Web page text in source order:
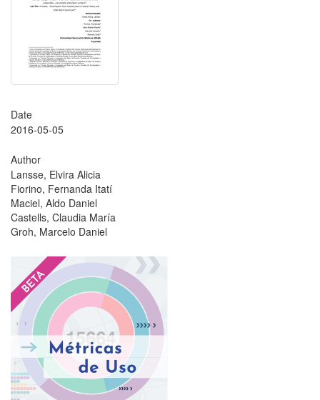
Date
2016-05-05
Author
Lansse, Elvira Alicia
Fiorino, Fernanda Itatí
Maciel, Aldo Daniel
Castells, Claudia María
Groh, Marcelo Daniel
?